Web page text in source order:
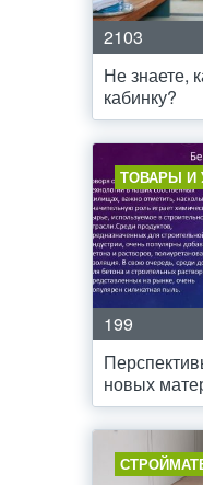
2103
Не знаете,
кабинку?
ТОВАРЫ И
199
новых